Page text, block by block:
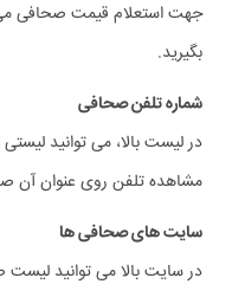
جهت استعلام قیمت صحافی
بگیرید.
شماره تلفن صحافی
در لیست بالا، می توانید
مشاهده تلفن روی عنوان آن
سایت های صحافی ها
در سایت بالا می توانید